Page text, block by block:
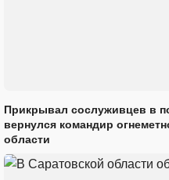
Прикрывал сослуживцев в
вернулся командир
области